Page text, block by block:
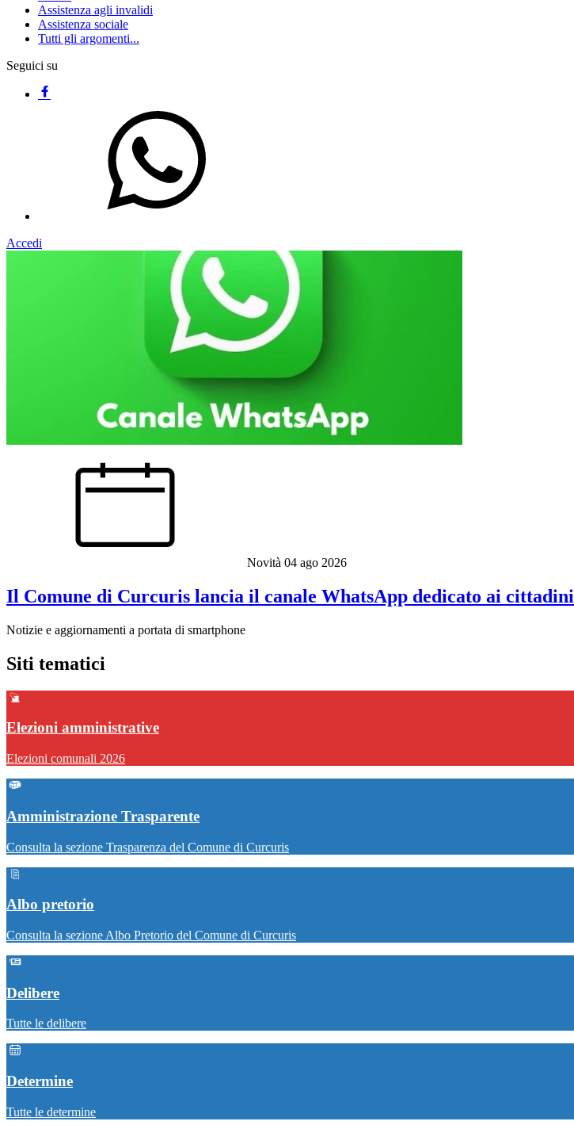
Assistenza agli invalidi
Assistenza sociale
Tutti gli argomenti...
Seguici su
Accedi
Novità 04 ago 2026
Il Comune di Curcuris lancia il canale WhatsApp dedicato ai cittadini
Notizie e aggiornamenti a portata di smartphone
Siti tematici
Elezioni amministrative
Elezioni comunali 2026
Amministrazione Trasparente
Consulta la sezione Trasparenza del Comune di Curcuris
Albo pretorio
Consulta la sezione Albo Pretorio del Comune di Curcuris
Delibere
Tutte le delibere
Determine
Tutte le determine